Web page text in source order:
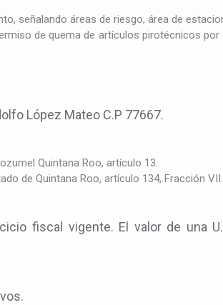
señalando áreas de riesgo, área de
de quema de artículos pirotécnicos
López Mateo C.P 77667.
Quintana Roo, artículo 13.
de Quintana Roo, artículo 134, Fracción VII.
fiscal vigente. El valor de una